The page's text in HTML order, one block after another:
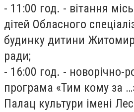
- 11:00 год. - вітання
дітей Обласного
будинку дитини
ради;
- 16:00 год. - новорічно-
програма «Тим кому за
Палац культури імені